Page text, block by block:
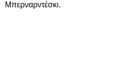
Μπερναρντέσκι.